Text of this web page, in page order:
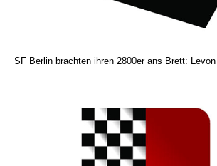
SF Berlin brachten ihren 2800er ans Brett: Levon